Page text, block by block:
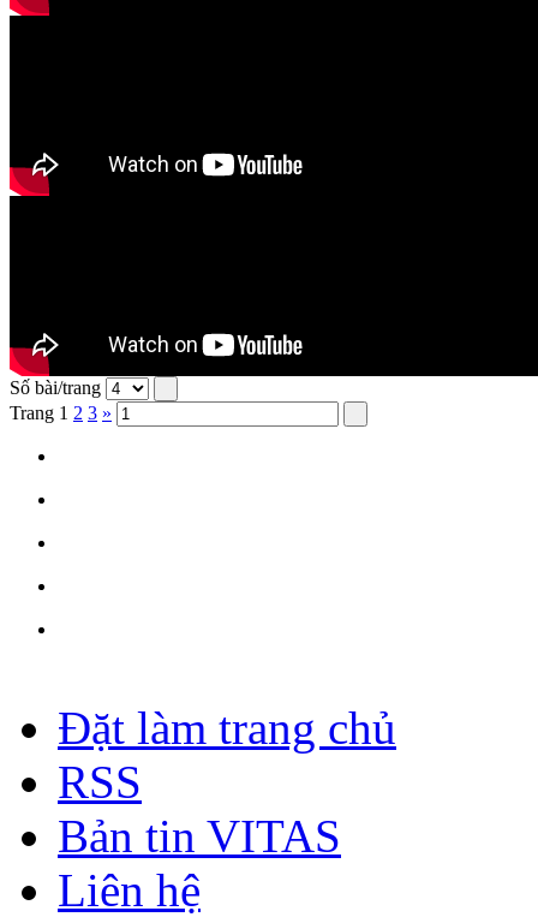
Số bài/trang
Trang 1 2 3 »
Đặt làm trang chủ
RSS
Bản tin VITAS
Liên hệ